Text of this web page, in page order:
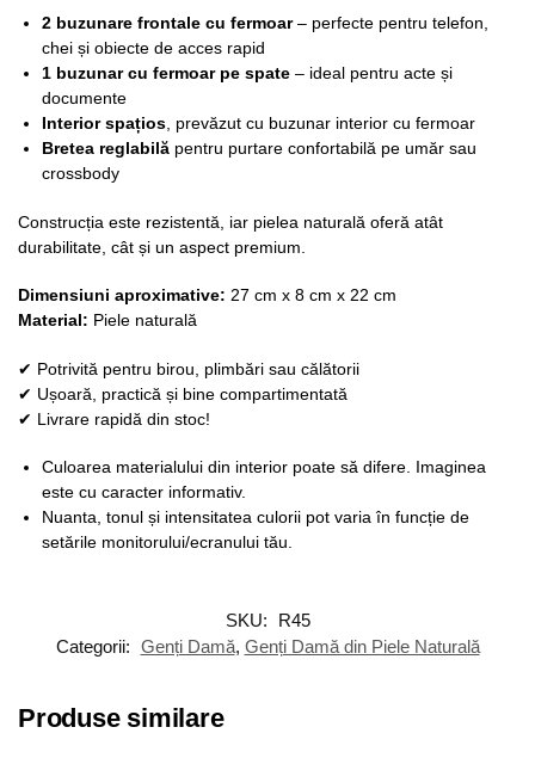
2 buzunare frontale cu fermoar– perfecte pentru telefon,
chei și obiecte de acces rapid
1 buzunar cu fermoar pe spate – ideal pentru acte și
documente
Interior spațios , prevăzut cu buzunar interior cu fermoar
Bretea reglabilă pentru purtare confortabilă pe umăr sau
crossbody
Construcția este rezistentă, iar pielea naturală oferă atât
durabilitate, cât și un aspect premium.
Dimensiuni aproximative: 27 cm x 8 cm x 22 cm
Material: Piele naturală
✔ Potrivită pentru birou, plimbări sau călătorii
✔ Ușoară, practică și bine compartimentată
✔ Livrare rapidă din stoc!
Culoarea materialului din interior poate să difere. Imaginea
este cu caracter informativ.
Nuanta, tonul și intensitatea culorii pot varia în funcție de
setările monitorului/ecranului tău.
SKU:
R45
Categorii: Genți Damă, Genți Damă din Piele Naturală
Produse similare